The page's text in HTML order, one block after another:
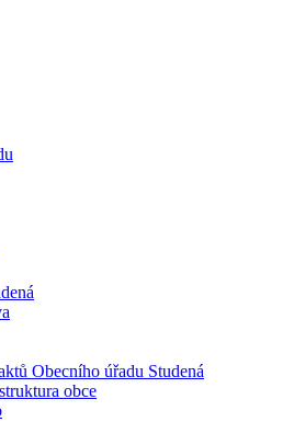
Obecního úřadu Studená
obce